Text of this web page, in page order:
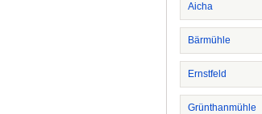
Aicha
Bärmühle
Ernstfeld
Grünthanmühle